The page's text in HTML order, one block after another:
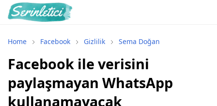
Home Facebook Gizlilik Sema Doğan
Facebook ile verisini
paylaşmayan WhatsApp
kullanamayacak